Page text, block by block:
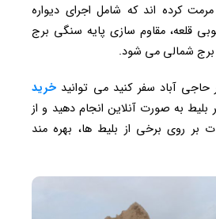
کرده اند که شامل اجرای دیواره
قلعه، مقاوم سازی پایه سنگی برج
برج شمالی می شود.
آباد سفر کنید می توانید خرید
بلیط به صورت آنلاین انجام دهید و از
بر روی برخی از بلیط ها، بهره مند